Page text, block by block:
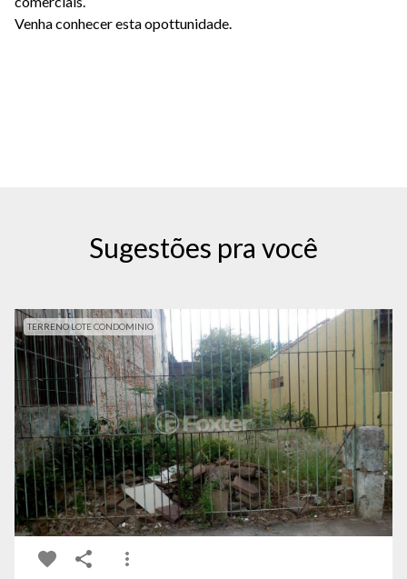
Venha conhecer esta opottunidade.
Sugestões pra você
TERRENO LOTE CONDOMINIO